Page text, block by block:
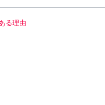
る理由